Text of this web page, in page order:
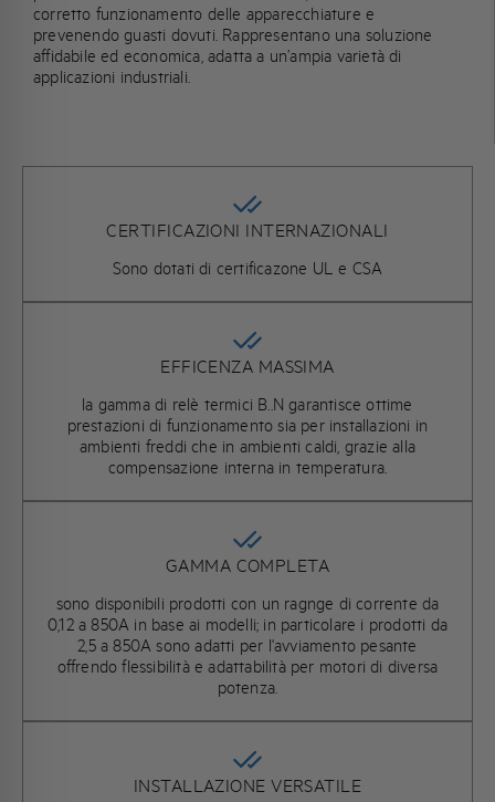
corretto funzionamento delle apparecchiature e
prevenendo guasti dovuti. Rappresentano una soluzione
affidabile ed economica, adatta a un’ampia varietà di
applicazioni industriali.
CERTIFICAZIONI INTERNAZIONALI
Sono dotati di certificazone UL e CSA
EFFICENZA MASSIMA
la gamma di relè termici B..N garantisce ottime
prestazioni di funzionamento sia per installazioni in
ambienti freddi che in ambienti caldi, grazie alla
compensazione interna in temperatura.
GAMMA COMPLETA
sono disponibili prodotti con un ragnge di corrente da
0,12 a 850A in base ai modelli; in particolare i prodotti da
2,5 a 850A sono adatti per l'avviamento pesante
offrendo flessibilità e adattabilità per motori di diversa
potenza.
INSTALLAZIONE VERSATILE